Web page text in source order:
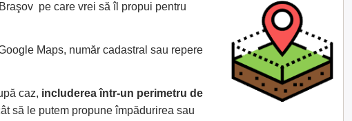
pe care vrei să îl propui pentru
Maps, număr cadastral sau repere
caz, includerea într-un perimetru de
să le putem propune împădurirea sau